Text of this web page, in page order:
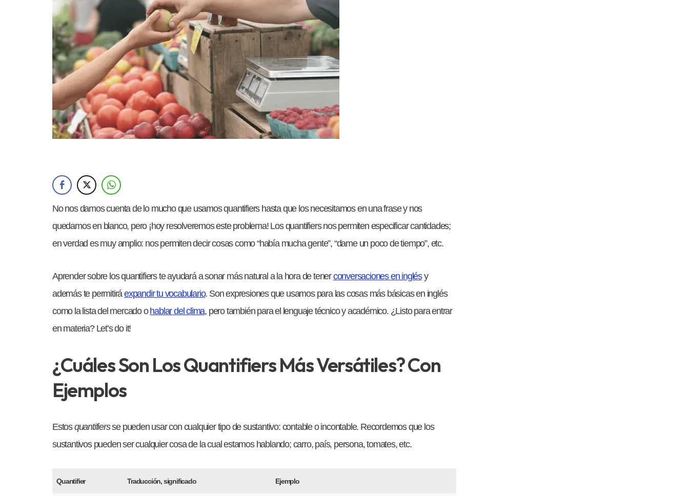
No nos damos cuenta de lo mucho que usamos quantifiers hasta que los necesitamos en una frase y nos
quedamos en blanco, pero ¡hoy resolveremos este problema! Los quantifiers nos permiten especificar cantidades;
en verdad es muy amplio: nos permiten decir cosas como “había mucha gente”, “dame un poco de tiempo”, etc.
Aprender sobre los quantifiers te ayudará a sonar más natural a la hora de tenerconversaciones en inglésy
además te permitiráexpandir tu vocabulario. Son expresiones que usamos para las cosas más básicas en inglés
como la lista del mercado o hablar del clima, pero también para el lenguaje técnico y académico. ¿Listo para entrar
en materia? Let’s do it!
¿Cuáles Son Los Quantifiers Más Versátiles? Con
Ejemplos
Estosquantifiersse pueden usar con cualquier tipo de sustantivo: contable o incontable. Recordemos que los
sustantivos pueden ser cualquier cosa de la cual estamos hablando; carro, país, persona, tomates, etc.
Quantifier Traducción, significado Ejemplo